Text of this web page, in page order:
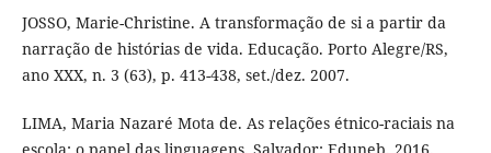
JOSSO, Marie-Christine. A transformação de si a partir da
narração de histórias de vida. Educação. Porto Alegre/RS,
ano XXX, n. 3 (63), p. 413-438, set./dez. 2007.
LIMA, Maria Nazaré Mota de. As relações étnico-raciais na